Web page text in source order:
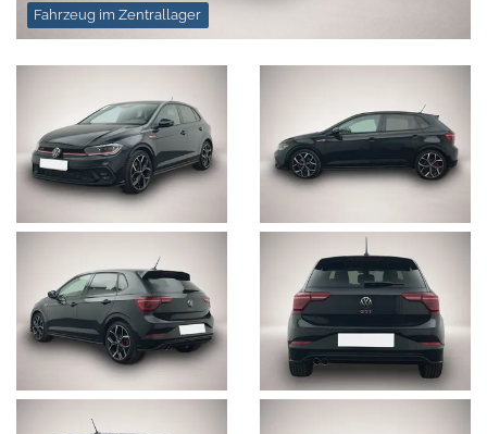
Fahrzeug im Zentrallager